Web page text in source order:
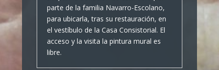
parte de la familia Navarro-Escolano,
para ubicarla, tras su restauración, en
el vestíbulo de la Casa Consistorial. El
acceso y la visita la pintura mural es
libre.